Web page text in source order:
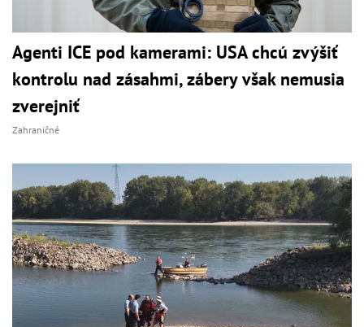
Agenti ICE pod kamerami: USA chcú zvýšiť
kontrolu nad zásahmi, zábery však nemusia
zverejniť
Zahraničné